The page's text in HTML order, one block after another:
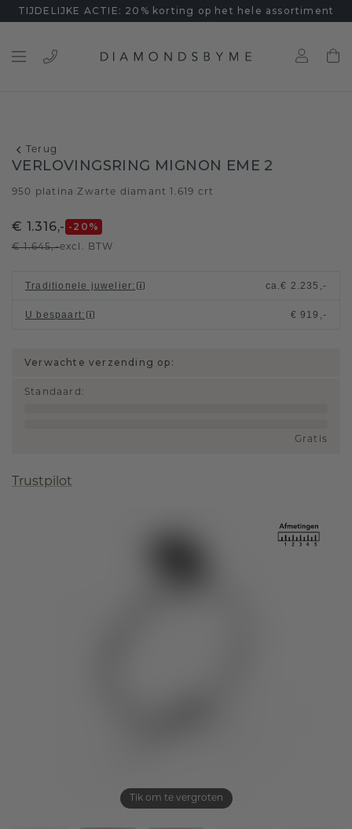
TIJDELIJKE ACTIE: 20% korting op het hele assortiment
Terug
Tik om te vergroten
VERLOVINGSRING MIGNON EME 2
950 platina Zwarte diamant 1.619 crt
€ 1.316,- -20 %
€ 1.645,-excl. BTW
Traditionele juwelier: ca.€ 2.235,-
U bespaart: € 919,-
Verwachte verzending op:
Standaard :
Gratis
Trustpilot